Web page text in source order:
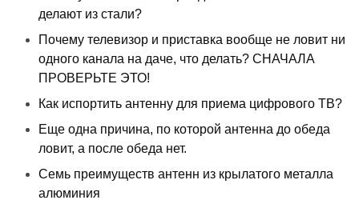
делают из стали?
Почему телевизор и приставка вообще не ловит ни
одного канала на даче, что делать? СНАЧАЛА
ПРОВЕРЬТЕ ЭТО!
Как испортить антенну для приема цифрового ТВ?
Еще одна причина, по которой антенна до обеда
ловит, а после обеда нет.
Семь преимуществ антенн из крылатого металла
алюминия